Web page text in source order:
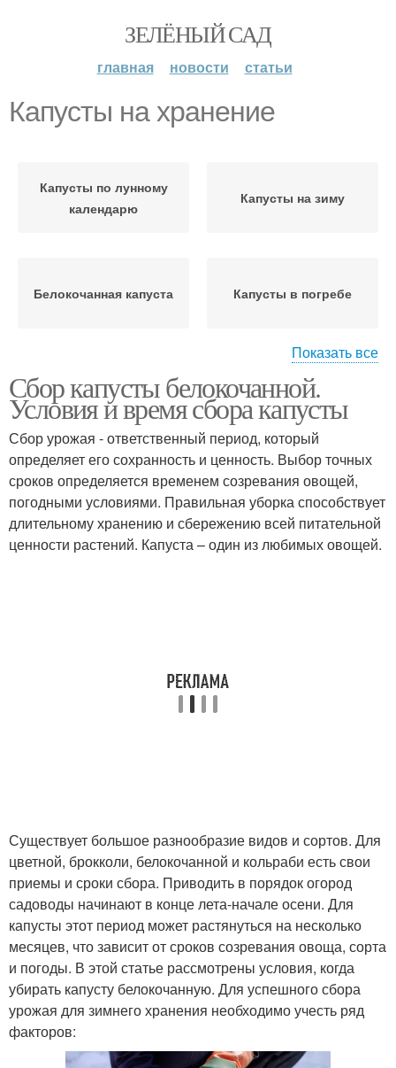
ЗЕЛЁНЫЙ САД
главная новости статьи
Капусты на хранение
Капусты по лунному
календарю
Капусты на зиму
Белокочанная капуста Капусты в погребе
Капуста с грядки
Капусты в средней
полосе
Капуста в погребе Ранняя капуста
Краснокочанная капуста Кочены для хранения
Хранение в квартире Поздний капуста
Хранение на зиму Цветная капуста
Показать все
Сбор капусты белокочанной.
Условия и время сбора капусты
Сбор урожая - ответственный период, который
определяет его сохранность и ценность. Выбор точных
сроков определяется временем созревания овощей,
погодными условиями. Правильная уборка способствует
длительному хранению и сбережению всей питательной
ценности растений. Капуста – один из любимых овощей.
Существует большое разнообразие видов и сортов. Для
цветной, брокколи, белокочанной и кольраби есть свои
приемы и сроки сбора. Приводить в порядок огород
садоводы начинают в конце лета-начале осени. Для
капусты этот период может растянуться на несколько
месяцев, что зависит от сроков созревания овоща, сорта
и погоды. В этой статье рассмотрены условия, когда
убирать капусту белокочанную. Для успешного сбора
урожая для зимнего хранения необходимо учесть ряд
факторов: